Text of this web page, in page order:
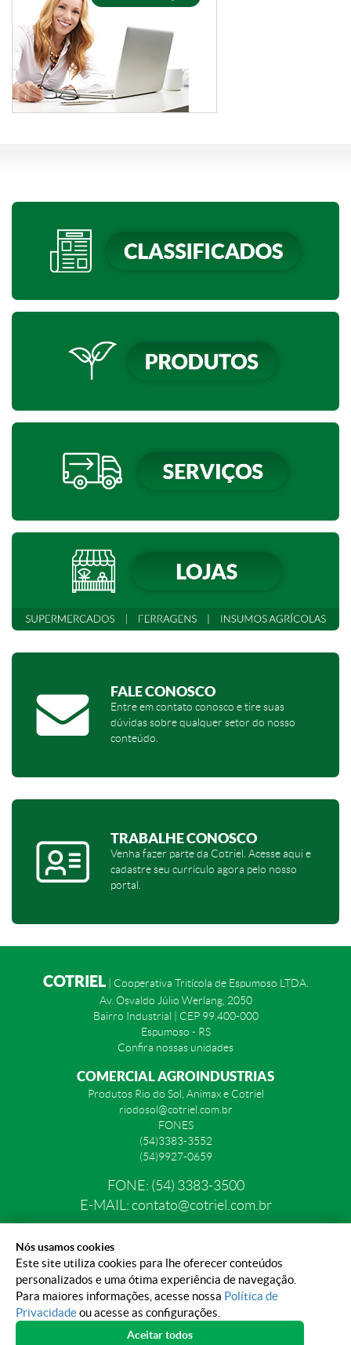
FALE CONOSCO
Entre em contato conosco e tire suas
dúvidas sobre qualquer setor do nosso
conteúdo.
TRABALHE CONOSCO
Venha fazer parte da Cotriel. Acesse aqui e
cadastre seu currículo agora pelo nosso
portal.
COTRIEL| Cooperativa Tritícola de Espumoso LTDA.
Av. Osvaldo Júlio Werlang, 2050
Bairro Industrial | CEP 99.400-000
Espumoso - RS
Confira nossas unidades
COMERCIAL AGROINDUSTRIAS
Produtos Rio do Sol, Animax e Cotriel
riodosol@cotriel.com.br
FONES
(54)3383-3552
(54)9927-0659
FONE: (54) 3383-3500
E-MAIL: contato@cotriel.com.br
POLÍTICA DE PRIVACIDADE PORTAL DE PRIVACIDADE
PREFERÊNCIAS DE COOKIE
Nós usamos cookies
Este site utiliza cookies para lhe oferecer conteúdos
personalizados e uma ótima experiência de navegação.
Para maiores informações, acesse nossa Política de
Privacidadeou acesse as configurações.
Aceitar todos